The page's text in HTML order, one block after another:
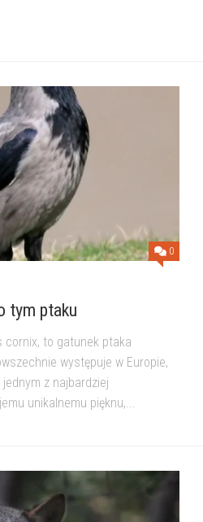
0
tym ptaku
cornix, to gatunek ptaka
występuje w Europie,
z najbardziej
unikalnemu pięknu,...